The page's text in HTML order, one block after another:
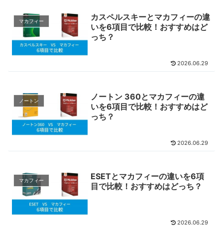
マカフィー
カスペルスキーとマカフィーの違
いを6項目で比較！おすすめはど
っち？
2026.06.29
ノートン
ノートン 360とマカフィーの違
いを6項目で比較！おすすめはど
っち？
2026.06.29
マカフィー
ESETとマカフィーの違いを6項
目で比較！おすすめはどっち？
2026.06.29